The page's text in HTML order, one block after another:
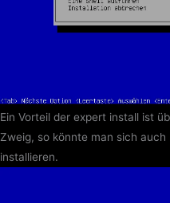
Ein Vorteil der expert install ist
Zweig, so könnte man sich auch
installieren.